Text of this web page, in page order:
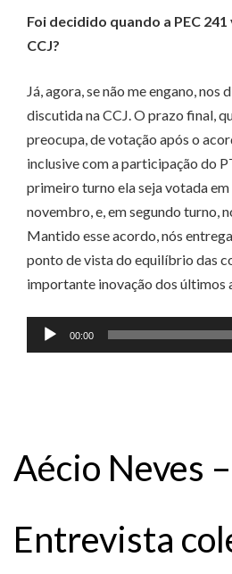
Foi decidido quando a PEC
CCJ?
Já, agora, se não me engano, nos
discutida na CCJ. O prazo final,
preocupa, de votação após o
inclusive com a participação do
primeiro turno ela seja votada
novembro, e, em segundo turno,
Mantido esse acordo, nós
ponto de vista do equilíbrio das
importante inovação dos últimos
Tocador
de
00:00
Aécio Neves –
Entrevista